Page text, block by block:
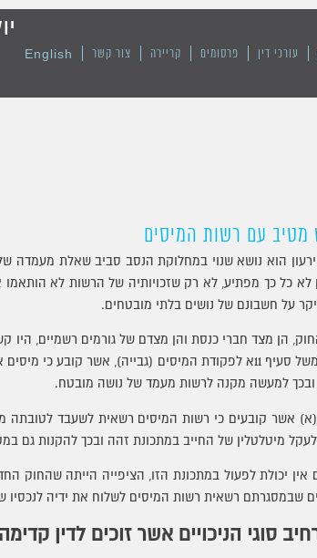
עורכי דין פרסומים קריירה צור קשר English
מטיב עם רשות המיסים
הוא נושא שנוי במחלוקת הנסב סביב שאלת מעמדה
כל כך מפתיע, לא רק שזכויותיה של הרשות לא הותאמו
על חשבונם של נושים בלתי מובטחים.
הן מצד חברי כנסת והן מצדם של גורמים רשמיים, היו
אשר מקנות לה יתרון על כלל הנושים, כמו למשל סעיף 11א לפקודת המיסים
ובכך למעשה מקנה לרשות מעמד של נושה מובטח.
דוגמאות נוספות קיימות בסעיפים 11א(2) ו12(א) אשר קובעים כי רשות המיסים
מיטלטלין של החייב במתכונת זהה ובכך להקנות גם
יכולת לפעול במתכונת הזו, הציפייה הייתה שהחוק
שבמסגרתם רשאית רשות המיסים לשלוח את ידיה לנכסיו
סוגי הניכויים אשר זוכים לדין